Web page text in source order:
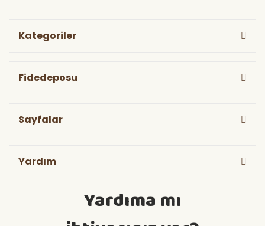
Kategoriler
Fidedeposu
Sayfalar
Yardım
Yardıma mı